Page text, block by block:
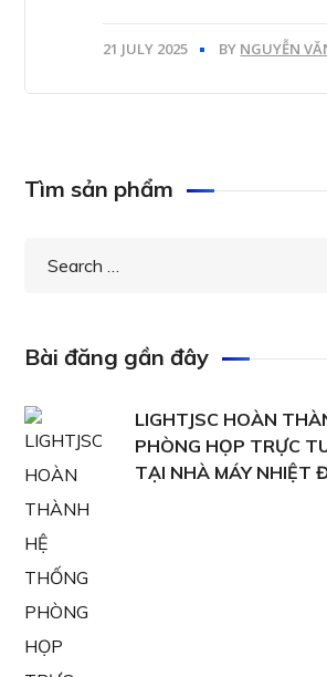
21 JULY 2025 BY NGUYỄN
Tìm sản phẩm
Bài đăng gần đây
LIGHTJSC HOÀN
PHÒNG HỌP TRỰC
TẠI NHÀ MÁY NHIỆT